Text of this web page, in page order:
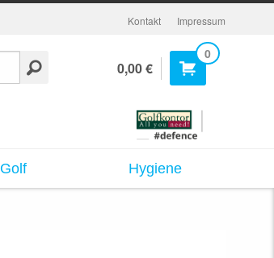
Kontakt Impressum
0
0,00 €
Golf Hygiene